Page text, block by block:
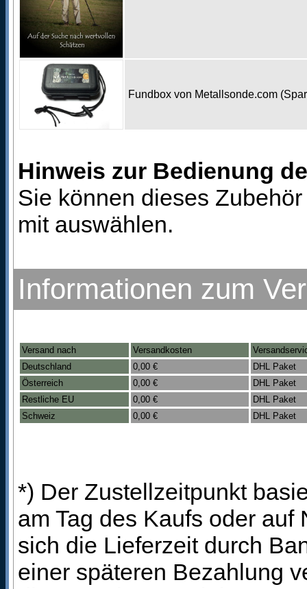
Fundbox von Metallsonde.com
Hinweis zur Bedienung
Sie können dieses
mit auswählen.
Informationen zum
Versand nach Versandkosten
Deutschland
0,00 €
DHL Paket
Österreich
0,00 €
DHL Paket
Restliche EU
0,00 €
DHL Paket
Schweiz
0,00 € DHL Paket
*) Der Zustellzeitpunkt
am Tag des Kaufs oder
sich die Lieferzeit durch
einer späteren Bezahlung